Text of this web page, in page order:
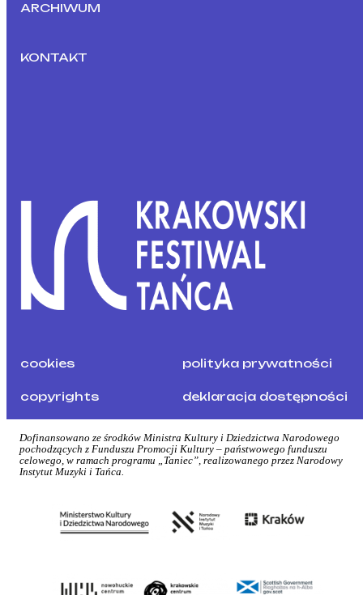
ARCHIWUM
KONTAKT
cookies polityka prywatności
copyrights deklaracja dostępności
Dofinansowano ze środków Ministra Kultury i Dziedzictwa Narodowego
pochodzących z Funduszu Promocji Kultury – państwowego funduszu
celowego, w ramach programu „Taniec”, realizowanego przez Narodowy
Instytut Muzyki i Tańca.